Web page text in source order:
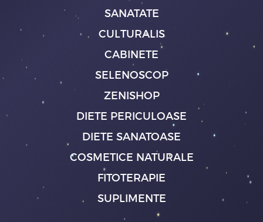
SANATATE
CULTURALIS
CABINETE
SELENOSCOP
ZENISHOP
DIETE PERICULOASE
DIETE SANATOASE
COSMETICE NATURALE
FITOTERAPIE
SUPLIMENTE